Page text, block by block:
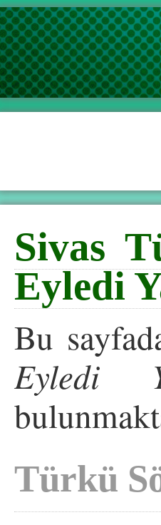
Sivas
Eyledi
Bu
Eyledi
Türkü